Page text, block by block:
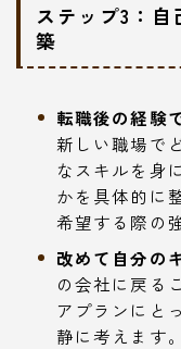
ステップ3：
築
転職後の経験
新しい職場で
なスキルを身
かを具体的に
希望する際の
改めて自分の
の会社に戻る
アプランにと
静に考えます。